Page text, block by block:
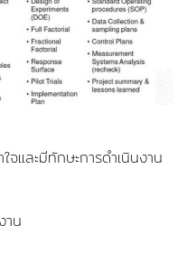
จและมีทักษะการดำเนินงาน
าน